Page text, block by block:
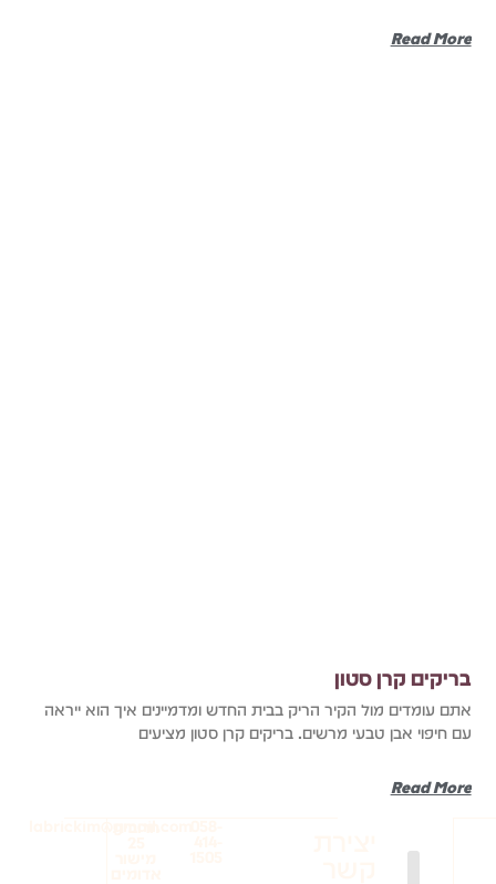
Read More
בריקים קרן סטון
אתם עומדים מול הקיר הריק בבית החדש ומדמיינים איך הוא ייראה
עם חיפוי אבן טבעי מרשים. בריקים קרן סטון מציעים
Read More